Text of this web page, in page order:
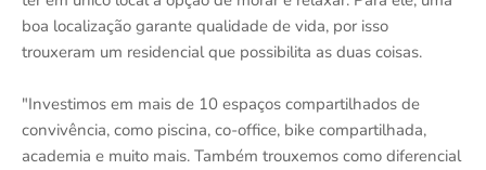
boa localização garante qualidade de vida, por isso
trouxeram um residencial que possibilita as duas coisas.
"Investimos em mais de 10 espaços compartilhados de
convivência, como piscina, co-office, bike compartilhada,
academia e muito mais. Também trouxemos como diferencial